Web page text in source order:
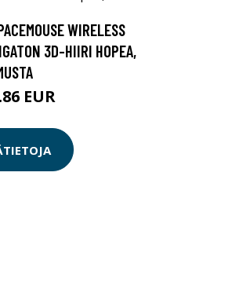
WIRELESS
3D-HIIRI HOPEA,
EUR